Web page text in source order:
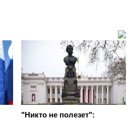
"Никто не полезет":